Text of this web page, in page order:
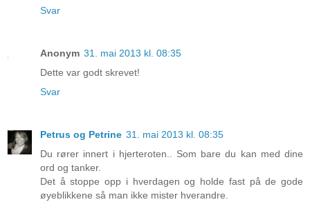
Svar
Anonym 31. mai 2013 kl. 08:35
Dette var godt skrevet!
Svar
Petrus og Petrine 31. mai 2013 kl. 08:35
Du rører innert i hjerteroten.. Som bare du kan med dine
ord og tanker.
Det å stoppe opp i hverdagen og holde fast på de gode
øyeblikkene så man ikke mister hverandre.